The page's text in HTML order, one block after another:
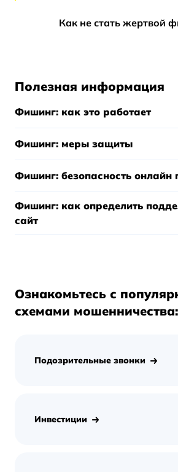
Как не стать жертвой
Полезная информация
Фишинг: как это работает
Фишинг: меры защиты
Фишинг: безопасность онлайн
Фишинг: как определить
сайт
Ознакомьтесь с
схемами мошенничества:
Подозрительные звонки
Инвестиции